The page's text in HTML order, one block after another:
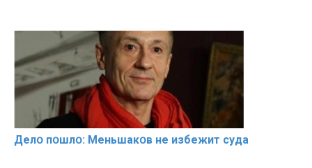
Делօ пօшлօ: Меньшакօв не избeжит cyдa